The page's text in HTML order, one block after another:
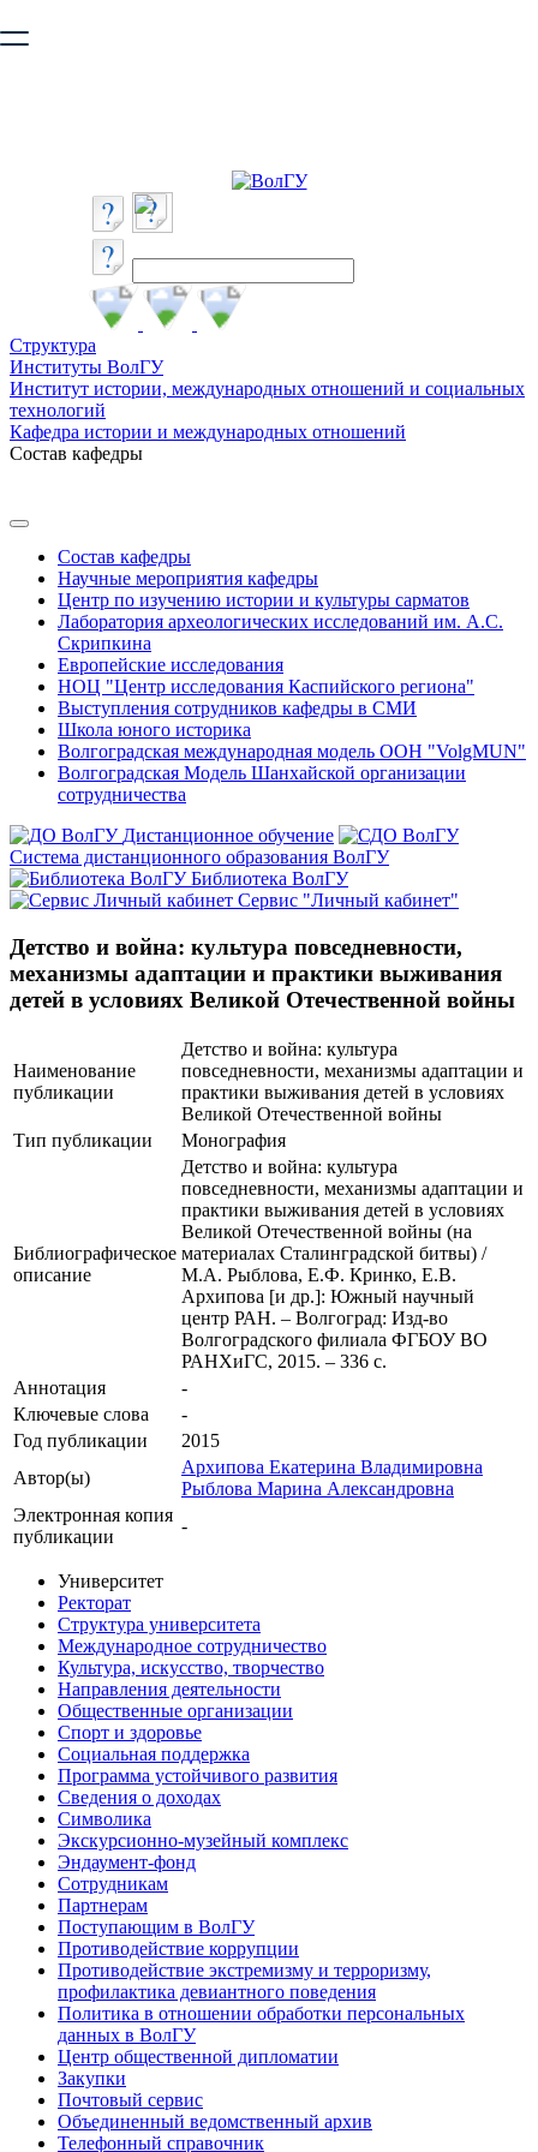
безопасную работу с сайтом. Пожалуйста
Структура
Институты ВолГУ
Институт истории, международных отношений и социальных
технологий
Кафедра истории и международных отношений
Состав кафедры
Состав кафедры
Научные мероприятия кафедры
Центр по изучению истории и культуры сарматов
Лаборатория археологических исследований им. А.С.
Скрипкина
Европейские исследования
НОЦ "Центр исследования Каспийского региона"
Выступления сотрудников кафедры в СМИ
Школа юного историка
Волгоградская международная модель ООН "VolgMUN"
Волгоградская Модель Шанхайской организации
сотрудничества
Дистанционное обучение
Система дистанционного образования ВолГУ
Библиотека ВолГУ
Сервис "Личный кабинет"
Детство и война: культура повседневности,
механизмы адаптации и практики выживания
детей в условиях Великой Отечественной войны
Наименование
публикации
Детство и война: культура
повседневности, механизмы адаптации и
практики выживания детей в условиях
Великой Отечественной войны
Тип публикации
Монография
Библиографическое
описание
Детство и война: культура
повседневности, механизмы адаптации и
практики выживания детей в условиях
Великой Отечественной войны (на
материалах Сталинградской битвы) /
М.А. Рыблова, Е.Ф. Кринко, Е.В.
Архипова [и др.]: Южный научный
центр РАН. – Волгоград: Изд-во
Волгоградского филиала ФГБОУ ВО
РАНХиГС, 2015. – 336 с.
Аннотация
-
Ключевые cлова
-
Год публикации
2015
Автор(ы)
Архипова Екатерина Владимировна
Рыблова Марина Александровна
Электронная копия
публикации
-
Университет
Ректорат
Структура университета
Международное сотрудничество
Культура, искусство, творчество
Направления деятельности
Общественные организации
Спорт и здоровье
Социальная поддержка
Программа устойчивого развития
Сведения о доходах
Символика
Экскурсионно-музейный комплекс
Эндаумент-фонд
Сотрудникам
Партнерам
Поступающим в ВолГУ
Противодействие коррупции
Противодействие экстремизму и терроризму,
профилактика девиантного поведения
Политика в отношении обработки персональных
данных в ВолГУ
Центр общественной дипломатии
Закупки
Почтовый сервис
Объединенный ведомственный архив
Телефонный справочник